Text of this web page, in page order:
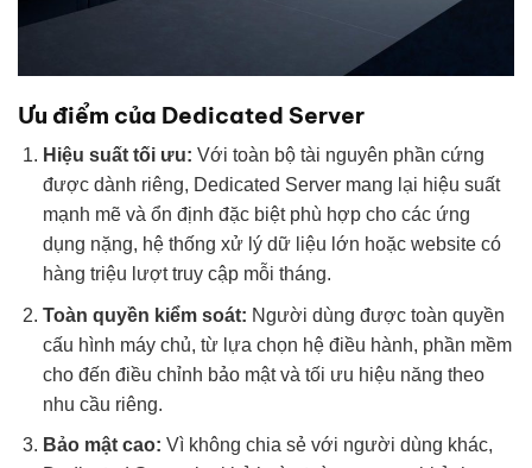
Ưu điểm của Dedicated Server
Hiệu suất tối ưu: Với toàn bộ tài nguyên phần cứng
được dành riêng, Dedicated Server mang lại hiệu suất
mạnh mẽ và ổn định đặc biệt phù hợp cho các ứng
dụng nặng, hệ thống xử lý dữ liệu lớn hoặc website có
hàng triệu lượt truy cập mỗi tháng.
Toàn quyền kiểm soát: Người dùng được toàn quyền
cấu hình máy chủ, từ lựa chọn hệ điều hành, phần mềm
cho đến điều chỉnh bảo mật và tối ưu hiệu năng theo
nhu cầu riêng.
Bảo mật cao: Vì không chia sẻ với người dùng khác,